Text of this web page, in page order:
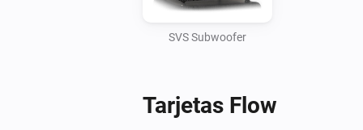
SVS Subwoofer
Tarjetas Flow